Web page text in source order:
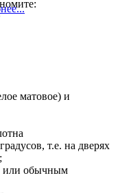
матовое) и
т.е. на дверях
или обычным